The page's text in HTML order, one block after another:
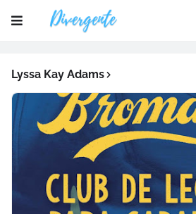
Lyssa Kay Adams